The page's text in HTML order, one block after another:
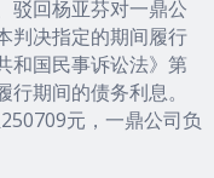
驳回杨亚芬对一鼎公
判决指定的期间履行
和国民事诉讼法》第
期间的债务利息。
元，一鼎公司负